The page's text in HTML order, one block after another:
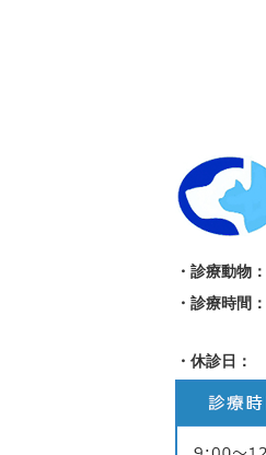
・診療動物：
・診療時間：
・休診日：